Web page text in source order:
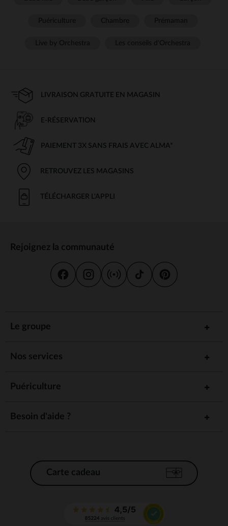
LIVRAISON GRATUITE EN MAGASIN
E-RÉSERVATION
PAIEMENT 3X SANS FRAIS AVEC ALMA*
RETROUVEZ LES MAGASINS
TÉLÉCHARGER L'APPLI
Rejoignez la communauté
Le groupe
Nos services
Puériculture
Besoin d'aide ?
Carte cadeau